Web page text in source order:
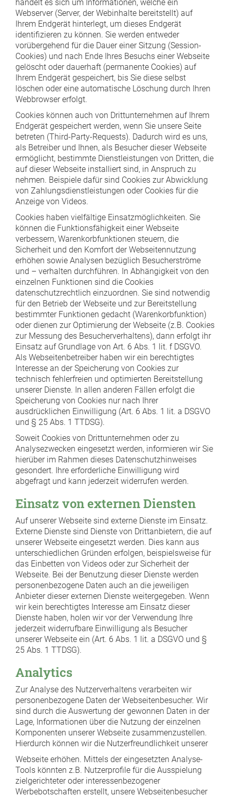
handelt es sich um Informationen, welche ein
Webserver (Server, der Webinhalte bereitstellt) auf
Ihrem Endgerät hinterlegt, um dieses Endgerät
identifizieren zu können. Sie werden entweder
vorübergehend für die Dauer einer Sitzung (Session-
Cookies) und nach Ende Ihres Besuchs einer Webseite
gelöscht oder dauerhaft (permanente Cookies) auf
Ihrem Endgerät gespeichert, bis Sie diese selbst
löschen oder eine automatische Löschung durch Ihren
Webbrowser erfolgt.
Cookies können auch von Drittunternehmen auf Ihrem
Endgerät gespeichert werden, wenn Sie unsere Seite
betreten (Third-Party-Requests). Dadurch wird es uns,
als Betreiber und Ihnen, als Besucher dieser Webseite
ermöglicht, bestimmte Dienstleistungen von Dritten, die
auf dieser Webseite installiert sind, in Anspruch zu
nehmen. Beispiele dafür sind Cookies zur Abwicklung
von Zahlungsdienstleistungen oder Cookies für die
Anzeige von Videos.
Cookies haben vielfältige Einsatzmöglichkeiten. Sie
können die Funktionsfähigkeit einer Webseite
verbessern, Warenkorbfunktionen steuern, die
Sicherheit und den Komfort der Webseitennutzung
erhöhen sowie Analysen bezüglich Besucherströme
und – verhalten durchführen. In Abhängigkeit von den
einzelnen Funktionen sind die Cookies
datenschutzrechtlich einzuordnen. Sie sind notwendig
für den Betrieb der Webseite und zur Bereitstellung
bestimmter Funktionen gedacht (Warenkorbfunktion)
oder dienen zur Optimierung der Webseite (z.B. Cookies
zur Messung des Besucherverhaltens), dann erfolgt ihr
Einsatz auf Grundlage von Art. 6 Abs. 1 lit. f DSGVO.
Als Webseitenbetreiber haben wir ein berechtigtes
Interesse an der Speicherung von Cookies zur
technisch fehlerfreien und optimierten Bereitstellung
unserer Dienste. In allen anderen Fällen erfolgt die
Speicherung von Cookies nur nach Ihrer
ausdrücklichen Einwilligung (Art. 6 Abs. 1 lit. a DSGVO
und § 25 Abs. 1 TTDSG).
Soweit Cookies von Drittunternehmen oder zu
Analysezwecken eingesetzt werden, informieren wir Sie
hierüber im Rahmen dieses Datenschutzhinweises
gesondert. Ihre erforderliche Einwilligung wird
abgefragt und kann jederzeit widerrufen werden.
Einsatz von externen Diensten
Auf unserer Webseite sind externe Dienste im Einsatz.
Externe Dienste sind Dienste von Drittanbietern, die auf
unserer Webseite eingesetzt werden. Dies kann aus
unterschiedlichen Gründen erfolgen, beispielsweise für
das Einbetten von Videos oder zur Sicherheit der
Webseite. Bei der Benutzung dieser Dienste werden
personenbezogene Daten auch an die jeweiligen
Anbieter dieser externen Dienste weitergegeben. Wenn
wir kein berechtigtes Interesse am Einsatz dieser
Dienste haben, holen wir vor der Verwendung Ihre
jederzeit widerrufbare Einwilligung als Besucher
unserer Webseite ein (Art. 6 Abs. 1 lit. a DSGVO und §
25 Abs. 1 TTDSG).
Analytics
Zur Analyse des Nutzerverhaltens verarbeiten wir
personenbezogene Daten der Webseitenbesucher. Wir
sind durch die Auswertung der gewonnen Daten in der
Lage, Informationen über die Nutzung der einzelnen
Komponenten unserer Webseite zusammenzustellen.
Hierdurch können wir die Nutzerfreundlichkeit unserer
Webseite erhöhen. Mittels der eingesetzten Analyse-
Tools könnten z.B. Nutzerprofile für die Ausspielung
zielgerichteter oder interessenbezogener
Werbebotschaften erstellt, unsere Webseitenbesucher